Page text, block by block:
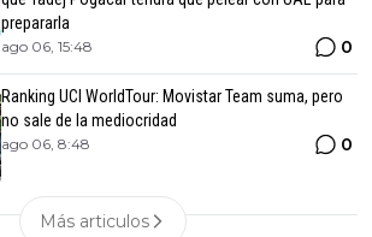
prepararla
ago 06, 15:48 0
Ranking UCI WorldTour: Movistar Team suma, pero
no sale de la mediocridad
ago 06, 8:48 0
Más articulos